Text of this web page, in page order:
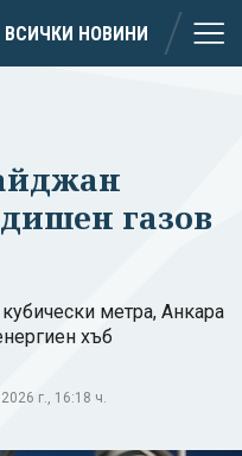
ВСИЧКИ НОВИНИ
газов
метра, Анкара
хъб
г., 16:18 ч.